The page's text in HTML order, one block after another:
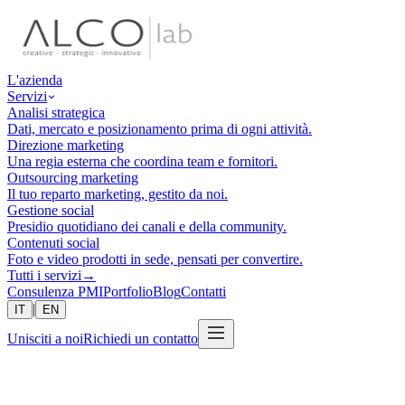
L'azienda
Servizi
Analisi strategica
Dati, mercato e posizionamento prima di ogni attività.
Direzione marketing
Una regia esterna che coordina team e fornitori.
Outsourcing marketing
Il tuo reparto marketing, gestito da noi.
Gestione social
Presidio quotidiano dei canali e della community.
Contenuti social
Foto e video prodotti in sede, pensati per convertire.
Tutti i servizi →
Consulenza PMIPortfolioBlogContatti
IT | EN
Unisciti a noiRichiedi un contatto